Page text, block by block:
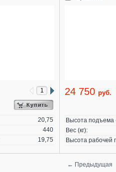
Купить
20,75
440
19,75
24 750 руб.
Высота подъема
Вес (кг):
Высота рабочей
← Предыдущая